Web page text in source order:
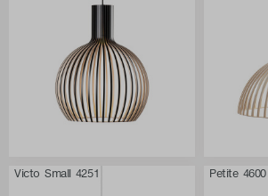
Victo Small 4251 Petite 4600